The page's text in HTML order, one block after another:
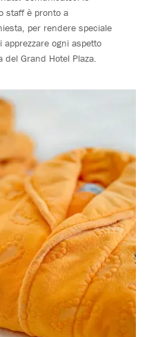
staff è pronto a
per rendere speciale
ogni aspetto
Grand Hotel Plaza.